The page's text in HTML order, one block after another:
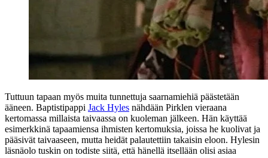
Tuttuun tapaan myös muita tunnettuja saarnamiehiä päästetään
ääneen. Baptistipappi Jack Hyles nähdään Pirklen vieraana
kertomassa millaista taivaassa on kuoleman jälkeen. Hän käyttää
esimerkkinä tapaamiensa ihmisten kertomuksia, joissa he kuolivat ja
pääsivät taivaaseen, mutta heidät palautettiin takaisin eloon. Hylesin
läsnäolo tuskin on todiste siitä, että hänellä itsellään olisi asiaa